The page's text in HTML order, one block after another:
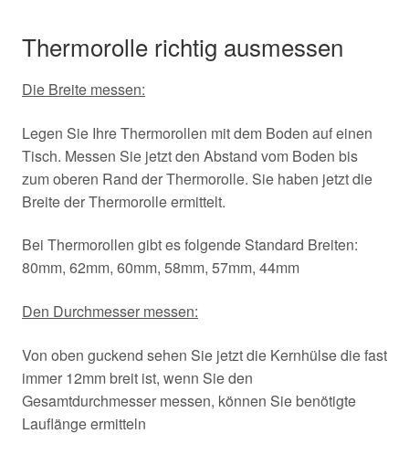
Thermorolle richtig ausmessen
Die Breite messen:
Legen Sie Ihre Thermorollen mit dem Boden auf einen
Tisch. Messen Sie jetzt den Abstand vom Boden bis
zum oberen Rand der Thermorolle. Sie haben jetzt die
Breite der Thermorolle ermittelt.
Bei Thermorollen gibt es folgende Standard Breiten:
80mm, 62mm, 60mm, 58mm, 57mm, 44mm
Den Durchmesser messen:
Von oben guckend sehen Sie jetzt die Kernhülse die fast
immer 12mm breit ist, wenn Sie den
Gesamtdurchmesser messen, können Sie benötigte
Lauflänge ermitteln